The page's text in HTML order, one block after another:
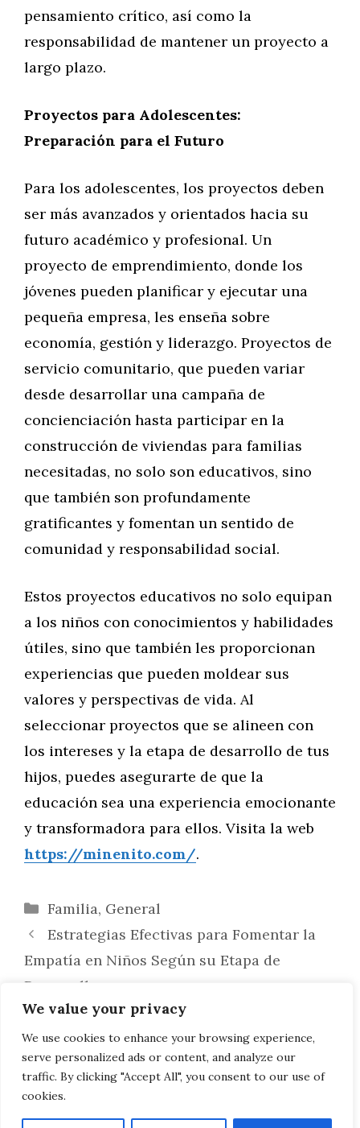
We value your privacy
We use cookies to enhance your browsing experience,
serve personalized ads or content, and analyze our
traffic. By clicking "Accept All", you consent to our use of
cookies.
pensamiento crítico, así como la
responsabilidad de mantener un proyecto a
largo plazo.
Proyectos para Adolescentes:
Preparación para el Futuro
Para los adolescentes, los proyectos deben
ser más avanzados y orientados hacia su
futuro académico y profesional. Un
proyecto de emprendimiento, donde los
jóvenes pueden planificar y ejecutar una
pequeña empresa, les enseña sobre
economía, gestión y liderazgo. Proyectos de
servicio comunitario, que pueden variar
desde desarrollar una campaña de
concienciación hasta participar en la
construcción de viviendas para familias
necesitadas, no solo son educativos, sino
que también son profundamente
gratificantes y fomentan un sentido de
comunidad y responsabilidad social.
Estos proyectos educativos no solo equipan
a los niños con conocimientos y habilidades
útiles, sino que también les proporcionan
experiencias que pueden moldear sus
valores y perspectivas de vida. Al
seleccionar proyectos que se alineen con
los intereses y la etapa de desarrollo de tus
hijos, puedes asegurarte de que la
educación sea una experiencia emocionante
y transformadora para ellos. Visita la web
https://minenito.com/.
Categorías
Familia, General
Estrategias Efectivas para Fomentar la
Empatía en Niños Según su Etapa de
Desarrollo
Combinando Diversión y Aprendizaje:
Actividades Educativas Personalizadas por
Edad